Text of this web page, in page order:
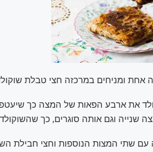
אחת ומניחים במרכזה חצי טבלת
את ארבע הפאות של המצה כך
שנייה וגם אותה סוגרים, כך
עם שתי המצות הנוספות וחצי חבילת